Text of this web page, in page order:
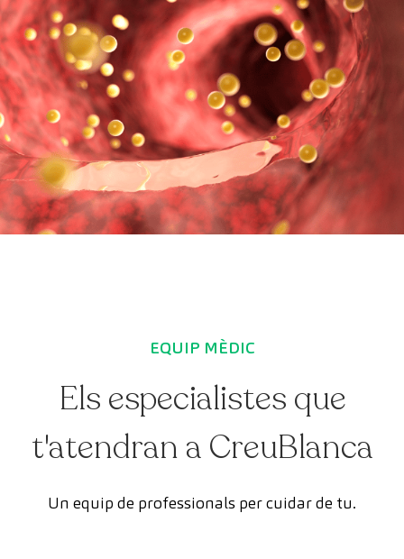
EQUIP MÈDIC
Els especialistes que
t'atendran a CreuBlanca
Un equip de professionals per cuidar de tu.